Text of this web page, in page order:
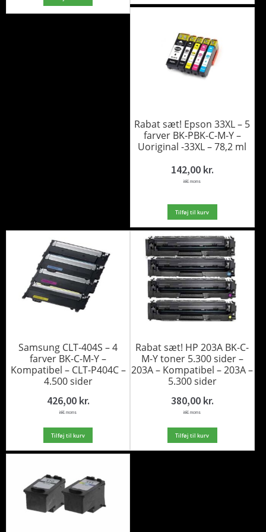
Rabat sæt! Epson 33XL – 5
farver BK-PBK-C-M-Y –
Uoriginal -33XL – 78,2 ml
142,00 kr.
inkl. moms
Tilføj til kurv
Samsung CLT-404S – 4
farver BK-C-M-Y –
Kompatibel – CLT-P404C –
4.500 sider
426,00 kr.
inkl. moms
Tilføj til kurv
Rabat sæt! HP 203A BK-C-
M-Y toner 5.300 sider –
203A – Kompatibel – 203A –
5.300 sider
380,00 kr.
inkl. moms
Tilføj til kurv